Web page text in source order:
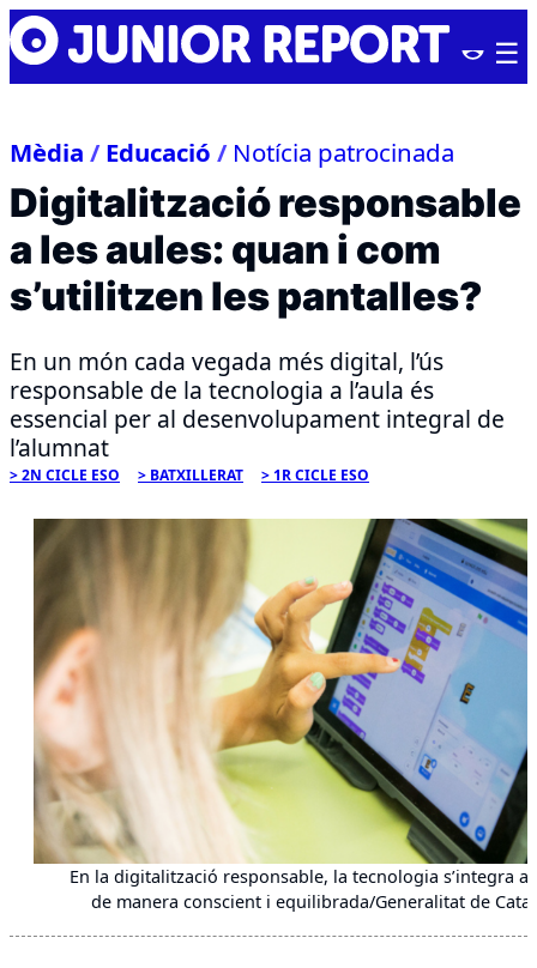
Skip
to
content
Junior
Report
Mèdia /Educació / Notícia patrocinada
Digitalització responsable
a les aules: quan i com
s’utilitzen les pantalles?
En un món cada vegada més digital, l’ús
responsable de la tecnologia a l’aula és
essencial per al desenvolupament integral de
l’alumnat
2N CICLE ESO BATXILLERAT 1R CICLE ESO
En la digitalització responsable, la tecnologia s’integra a
de manera conscient i equilibrada/Generalitat de